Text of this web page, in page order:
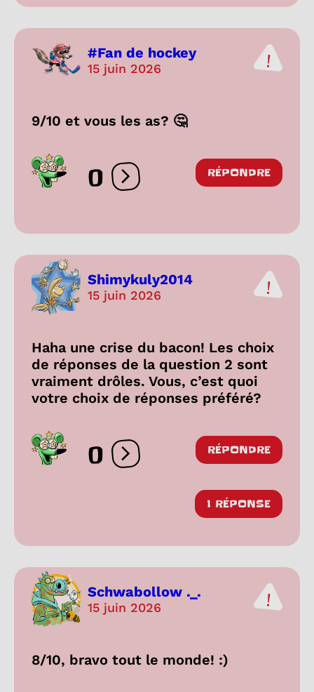
#Fan de hockey
15 juin 2026
9/10 et vous les as? 🤔
0 Ouvrir les réactions
RÉPONDRE
Shimykuly2014
15 juin 2026
Haha une crise du bacon! Les choix
de réponses de la question 2 sont
vraiment drôles. Vous, c’est quoi
votre choix de réponses préféré?
0 Ouvrir les réactions
RÉPONDRE
1 RÉPONSE
Schwabollow ._.
15 juin 2026
8/10, bravo tout le monde! :)